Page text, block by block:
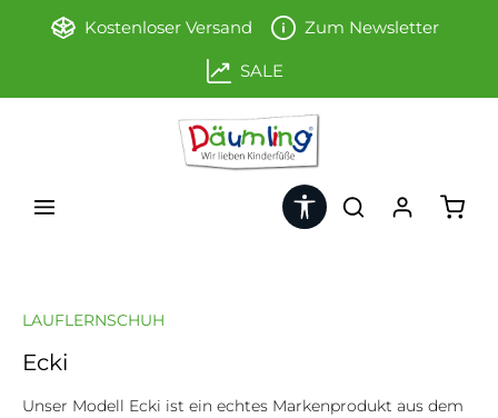
Zum Hauptinhalt springen
Kostenloser Versand Zum Newsletter
SALE
Werkzeugleiste anzeigen
LAUFLERNSCHUH
Ecki
Unser Modell Ecki ist ein echtes Markenprodukt aus dem